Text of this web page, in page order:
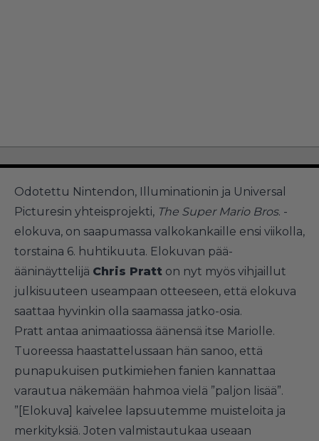
Odotettu Nintendon, Illuminationin ja Universal
Picturesin yhteisprojekti, The Super Mario Bros. -
elokuva, on saapumassa valkokankaille ensi viikolla,
torstaina 6. huhtikuuta. Elokuvan pää-
ääninäyttelijä Chris Pratt on nyt myös vihjaillut
julkisuuteen useampaan otteeseen, että elokuva
saattaa hyvinkin olla saamassa jatko-osia.
Pratt antaa animaatiossa äänensä itse Mariolle.
Tuoreessa haastattelussaan hän sanoo, että
punapukuisen putkimiehen fanien kannattaa
varautua näkemään hahmoa vielä ”paljon lisää”.
”[Elokuva] kaivelee lapsuutemme muisteloita ja
merkityksiä. Joten valmistautukaa useaan